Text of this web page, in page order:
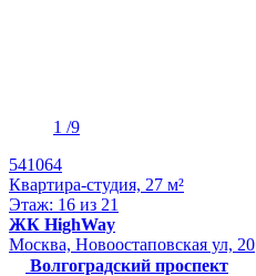
1 /9
541064
Квартира-студия, 27 м²
Этаж: 16 из 21
ЖК HighWay
Москва, Новоостаповская ул, 20
Волгоградский проспект